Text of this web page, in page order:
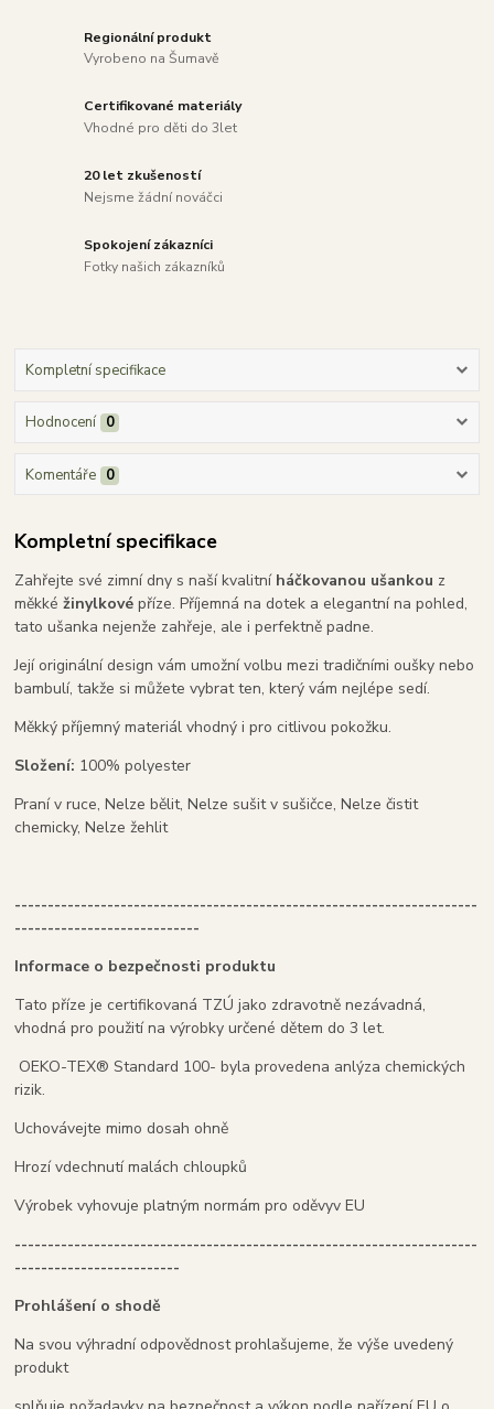
Regionální produkt
Vyrobeno na Šumavě
Certifikované materiály
Vhodné pro děti do 3let
20 let zkušeností
Nejsme žádní nováčci
Spokojení zákazníci
Fotky našich zákazníků
Kompletní specifikace
Hodnocení 0
Komentáře 0
Kompletní specifikace
Zahřejte své zimní dny s naší kvalitní háčkovanou ušankou z
měkké žinylkové příze. Příjemná na dotek a elegantní na pohled,
tato ušanka nejenže zahřeje, ale i perfektně padne.
Její originální design vám umožní volbu mezi tradičními oušky nebo
bambulí, takže si můžete vybrat ten, který vám nejlépe sedí.
Měkký příjemný materiál vhodný i pro citlivou pokožku.
Složení: 100% polyester
Praní v ruce, Nelze bělit, Nelze sušit v sušičce, Nelze čistit
chemicky, Nelze žehlit
----------------------------------------------------------------------
----------------------------
Informace o bezpečnosti produktu
Tato příze je certifikovaná TZÚ jako zdravotně nezávadná,
vhodná pro použití na výrobky určené dětem do 3 let.
OEKO-TEX® Standard 100- byla provedena anlýza chemických
rizik.
Uchovávejte mimo dosah ohně
Hrozí vdechnutí malách chloupků
Výrobek vyhovuje platným normám pro oděvyv EU
----------------------------------------------------------------------
-------------------------
Prohlášení o shodě
Na svou výhradní odpovědnost prohlašujeme, že výše uvedený
produkt